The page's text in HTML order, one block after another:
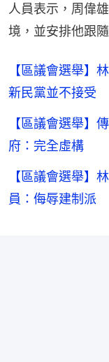
人員表示，周偉
境，並安排他跟
【區議會選舉】
新民黨並不接受
【區議會選舉】
府：完全虛構
【區議會選舉】
員：侮辱建制派